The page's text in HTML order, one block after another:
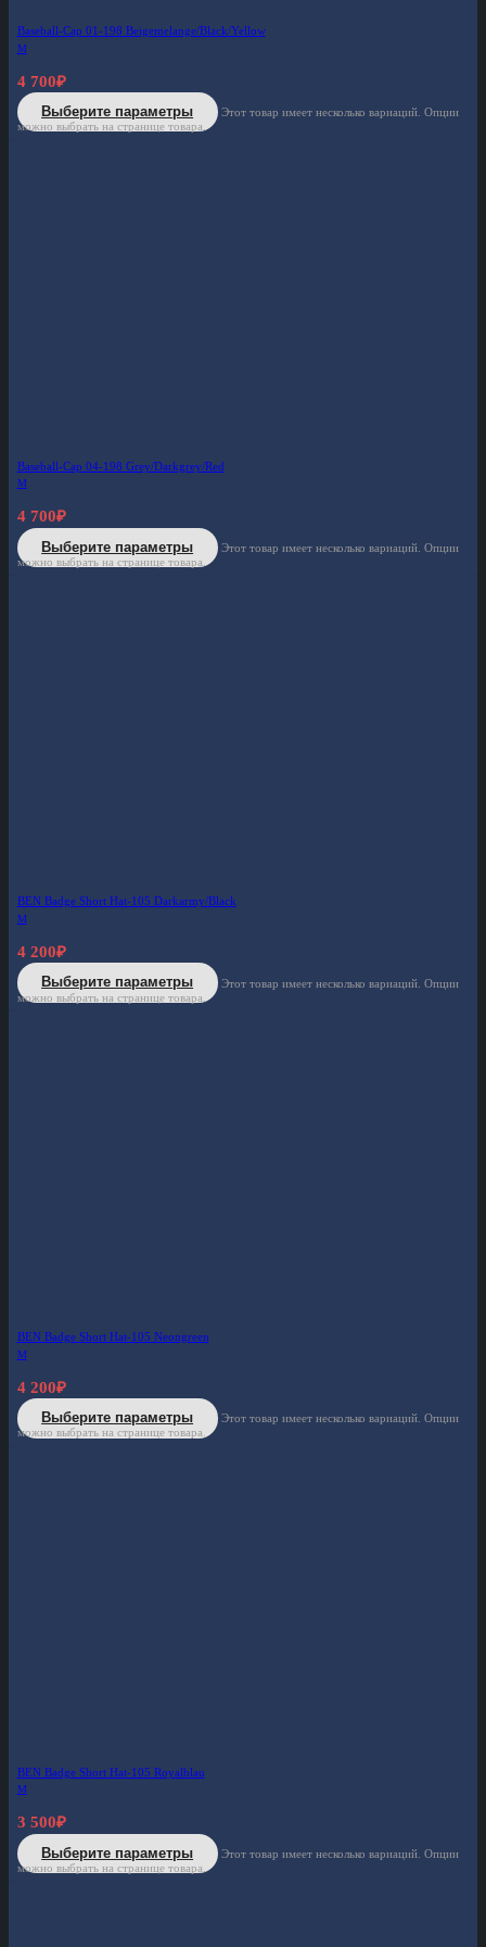
Baseball-Cap 01-198 Beigemelange/Black/Yellow
M
4 700₽
Выберите параметры
Этот товар имеет несколько вариаций. Опции
можно выбрать на странице товара.
Baseball-Cap 04-198 Grey/Darkgrey/Red
M
4 700₽
Выберите параметры
Этот товар имеет несколько вариаций. Опции
можно выбрать на странице товара.
BEN Badge Short Hat-105 Darkarmy/Black
M
4 200₽
Выберите параметры
Этот товар имеет несколько вариаций. Опции
можно выбрать на странице товара.
BEN Badge Short Hat-105 Neongreen
M
4 200₽
Выберите параметры
Этот товар имеет несколько вариаций. Опции
можно выбрать на странице товара.
BEN Badge Short Hat-105 Royalblau
M
3 500₽
Выберите параметры
Этот товар имеет несколько вариаций. Опции
можно выбрать на странице товара.